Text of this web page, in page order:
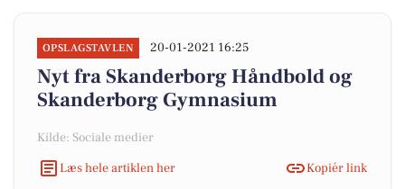
OPSLAGSTAVLEN 20-01-2021 16:25
Nyt fra Skanderborg Håndbold og
Skanderborg Gymnasium
Kilde: Sociale medier
Læs hele artiklen her
Kopiér link